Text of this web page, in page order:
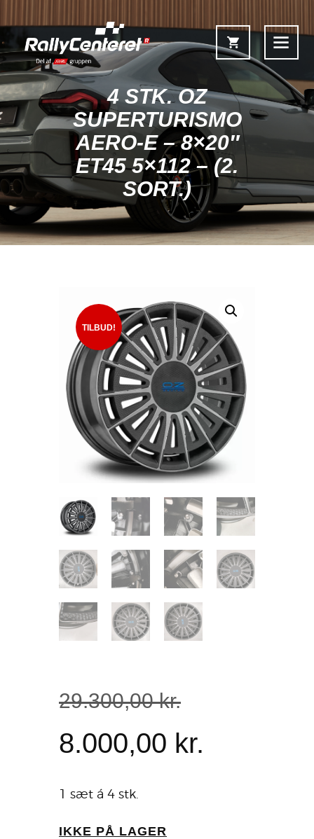
4 STK. OZ
SUPERTURISMO
AERO-E – 8×20″
ET45 5×112 – (2.
SORT.)
Forside
Shop
Fælgoversigt
TILBUD!
29.300,00 kr.
8.000,00 kr.
1 sæt á 4 stk.
IKKE PÅ LAGER